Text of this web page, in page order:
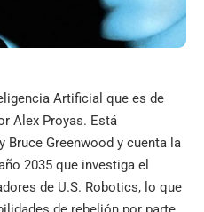
Artificial que es de
Alex Proyas. Está
Bruce Greenwood y cuenta la
2035 que investiga el
de U.S. Robotics, lo que